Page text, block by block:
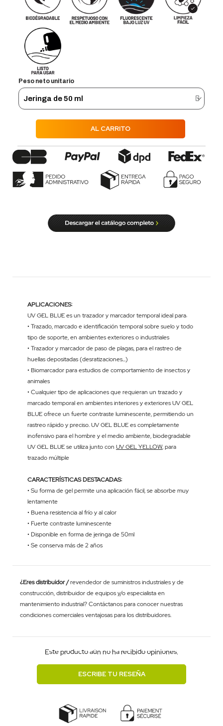
Peso neto unitario
AL CARRITO
APLICACIONES:
UV GEL BLUE es un trazador y marcador temporal ideal para:
• Trazado, marcado e identificación temporal sobre suelo y todo
tipo de soporte, en ambientes exteriores o industriales
• Trazador y marcador de paso de plagas, para el rastreo de
huellas depositadas (desratizaciones...)
• Biomarcador para estudios de comportamiento de insectos y
animales
• Cualquier tipo de aplicaciones que requieran un trazado y
marcado temporal en ambientes interiores y exteriores UV GEL
BLUE ofrece un fuerte contraste luminescente, permitiendo un
rastreo rápido y preciso. UV GEL BLUE es completamente
inofensivo para el hombre y el medio ambiente, biodegradable
UV GEL BLUE se utiliza junto con UV GEL YELLOW, para
trazado múltiple
CARACTERÍSTICAS DESTACADAS:
• Su forma de gel permite una aplicación fácil, se absorbe muy
lentamente
• Buena resistencia al frío y al calor
• Fuerte contraste luminescente
• Disponible en forma de jeringa de 50ml
• Se conserva más de 2 años
¿Eres distribuidor /revendedor de suministros industriales y de
construcción, distribuidor de equipos y/o especialista en
mantenimiento industrial? Contáctanos para conocer nuestras
condiciones comerciales ventajosas para los distribuidores.
Este producto aún no ha recibido opiniones.
ESCRIBE TU RESEÑA